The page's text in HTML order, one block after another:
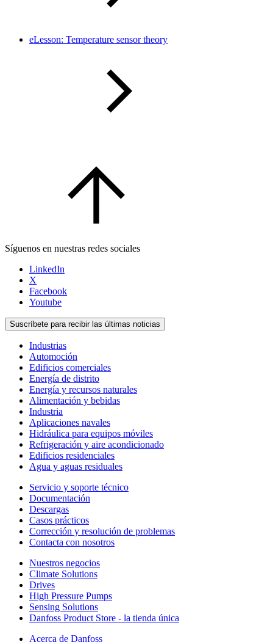
eLesson: Temperature sensor theory
Síguenos en nuestras redes sociales
LinkedIn
X
Facebook
Youtube
Suscríbete para recibir las últimas noticias
Industrias
Automoción
Edificios comerciales
Energía de distrito
Energía y recursos naturales
Alimentación y bebidas
Industria
Aplicaciones navales
Hidráulica para equipos móviles
Refrigeración y aire acondicionado
Edificios residenciales
Agua y aguas residuales
Servicio y soporte técnico
Documentación
Descargas
Casos prácticos
Corrección y resolución de problemas
Contacta con nosotros
Nuestros negocios
Climate Solutions
Drives
High Pressure Pumps
Sensing Solutions
Danfoss Product Store - la tienda única
Acerca de Danfoss